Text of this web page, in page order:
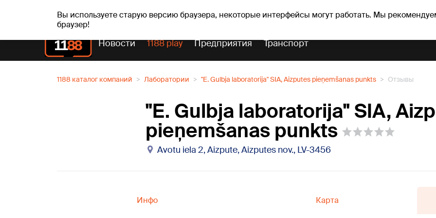
Вы используете старую версию браузера, некоторые интерфейсы могут работать. Мы
браузер!
чт, 06.08.2026. +25°C Aisma, Askolds Прогноз погоды Гороскопы
Новости 1188 play Предприятия Транспорт
1188 каталог компаний Лаборатории "E. Gulbja laboratorija" SIA, Aizputes pieņemšanas punkts Отзывы
"E. Gulbja laboratorija" SIA,
pieņemšanas punkts
Avotu iela 2, Aizpute, Aizputes nov., LV-3456
Инфо Карта